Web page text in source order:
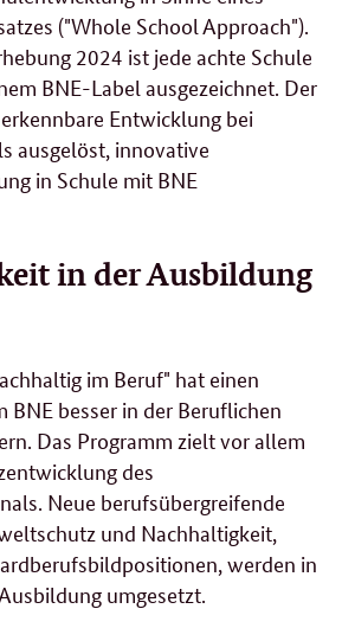
("Whole School Approach").
2024 ist jede achte Schule
BNE-Label ausgezeichnet. Der
Entwicklung bei
ausgelöst, innovative
in Schule mit BNE
in der Ausbildung
im Beruf" hat einen
BNE besser in der Beruflichen
Das Programm zielt vor allem
des
Neue berufsübergreifende
und Nachhaltigkeit,
werden in
umgesetzt.